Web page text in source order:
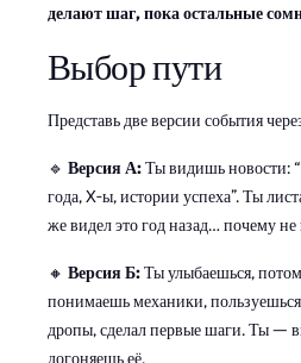
делают шаг, пока остальные
Выбор пути
Представь две версии события
🔹 Версия А:Ты видишь новости:
года, X-ы, истории успеха”. Ты
же видел это год назад… почему
🔸 Версия Б:Ты улыбаешься,
понимаешь механики,
дропы, сделал первые шаги. Ты —
догоняешь её.